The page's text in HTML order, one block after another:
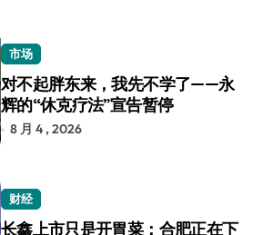
市场
对不起胖东来，我先不学了——永
辉的“休克疗法”宣告暂停
8 月 4 , 2026
财经
长鑫上市只是开胃菜：合肥正在下